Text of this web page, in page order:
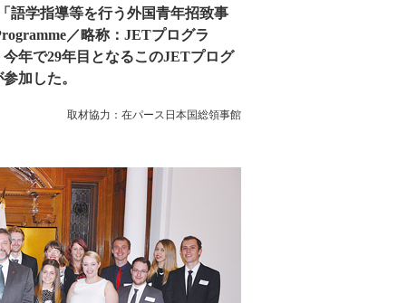
語学指導等を行う外国青年招致事
／略称：JETプログラ
年で29年目となるこのJETプログ
加した。
取材協力：在パース日本国総領事館